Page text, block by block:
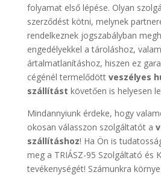
folyamat első lépése. Olyan
szerződést kötni, melynek
rendelkeznek jogszabályban
engedélyekkel a tároláshoz,
ártalmatlanításhoz, hiszen ez
cégénél termelődött veszélyes
szállítást követően is helyesen
Mindannyiunk érdeke, hogy
okosan válasszon szolgáltatót a
szállításhoz! Ha Ön is
meg a TRIÁSZ-95 Szolgáltató és
tevékenységét! Számunkra